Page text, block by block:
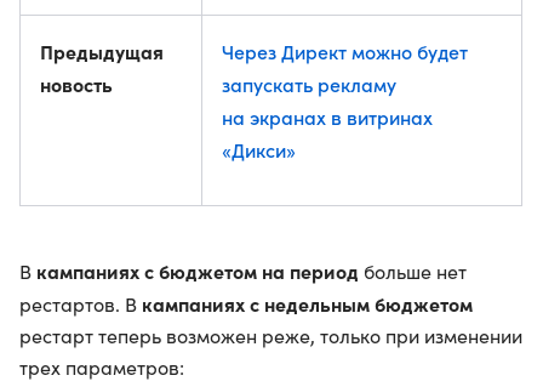
Предыдущая
новость
Через Директ можно будет
запускать рекламу
на экранах в витринах
«Дикси»
В кампаниях с бюджетом на период больше нет
рестартов. В кампаниях с недельным бюджетом
рестарт теперь возможен реже, только при изменении
трех параметров: